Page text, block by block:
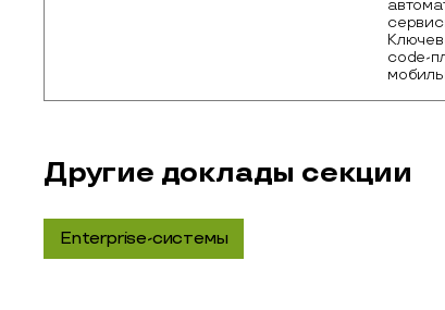
code-
Другие доклады секции
Enterprise-системы